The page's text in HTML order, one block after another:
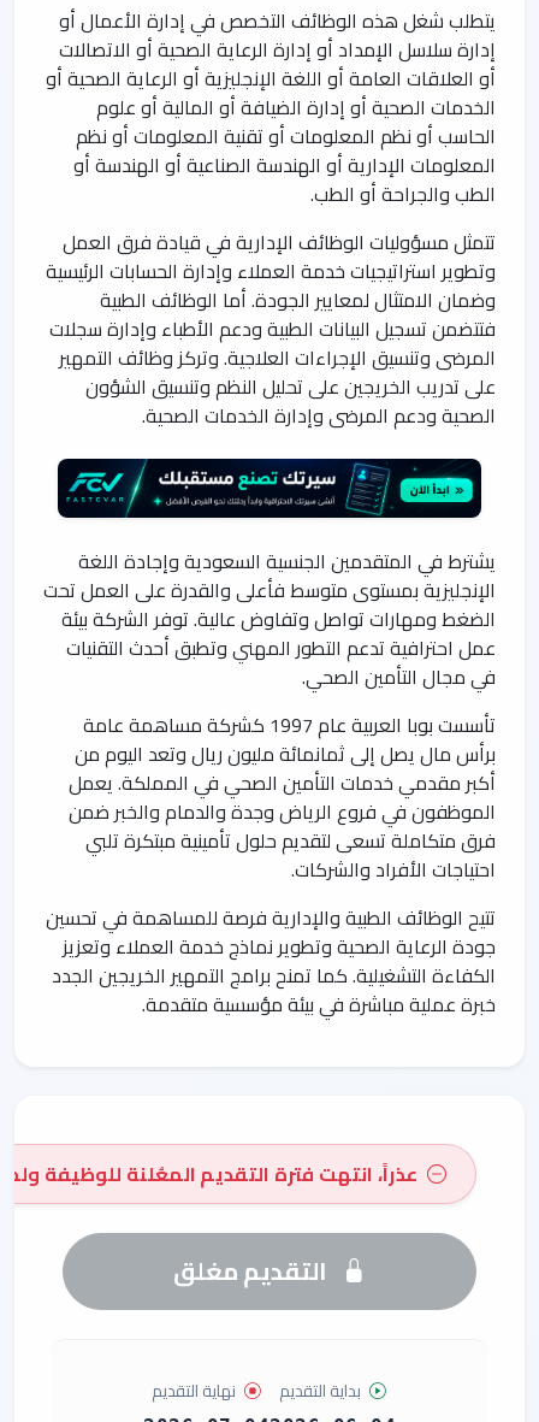
يتطلب شغل هذه الوظائف التخصص في إدارة الأعمال أو
إدارة سلاسل الإمداد أو إدارة الرعاية الصحية أو الاتصالات
أو العلاقات العامة أو اللغة الإنجليزية أو الرعاية الصحية أو
الخدمات الصحية أو إدارة الضيافة أو المالية أو علوم
الحاسب أو نظم المعلومات أو تقنية المعلومات أو نظم
المعلومات الإدارية أو الهندسة الصناعية أو الهندسة أو
الطب والجراحة أو الطب.
تتمثل مسؤوليات الوظائف الإدارية في قيادة فرق العمل
وتطوير استراتيجيات خدمة العملاء وإدارة الحسابات الرئيسية
وضمان الامتثال لمعايير الجودة. أما الوظائف الطبية
فتتضمن تسجيل البيانات الطبية ودعم الأطباء وإدارة سجلات
المرضى وتنسيق الإجراءات العلاجية. وتركز وظائف التمهير
على تدريب الخريجين على تحليل النظم وتنسيق الشؤون
الصحية ودعم المرضى وإدارة الخدمات الصحية.
يشترط في المتقدمين الجنسية السعودية وإجادة اللغة
الإنجليزية بمستوى متوسط فأعلى والقدرة على العمل تحت
الضغط ومهارات تواصل وتفاوض عالية. توفر الشركة بيئة
عمل احترافية تدعم التطور المهني وتطبق أحدث التقنيات
في مجال التأمين الصحي.
تأسست بوبا العربية عام 1997 كشركة مساهمة عامة
برأس مال يصل إلى ثمانمائة مليون ريال وتعد اليوم من
أكبر مقدمي خدمات التأمين الصحي في المملكة. يعمل
الموظفون في فروع الرياض وجدة والدمام والخبر ضمن
فرق متكاملة تسعى لتقديم حلول تأمينية مبتكرة تلبي
احتياجات الأفراد والشركات.
تتيح الوظائف الطبية والإدارية فرصة للمساهمة في تحسين
جودة الرعاية الصحية وتطوير نماذج خدمة العملاء وتعزيز
الكفاءة التشغيلية. كما تمنح برامج التمهير الخريجين الجدد
خبرة عملية مباشرة في بيئة مؤسسية متقدمة.
عذراً، انتهت فترة التقديم المعُلنة للوظيفة
التقديم مغلق
بداية التقديم نهاية التقديم